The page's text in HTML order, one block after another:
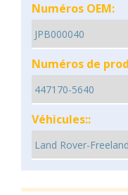
Numéros OEM:
Numéros de
Véhicules::